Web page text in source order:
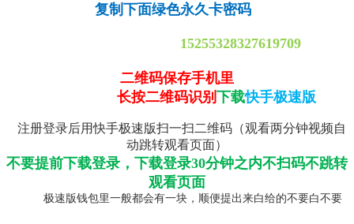
复制下面绿色永久卡密码
15255328327619709
二维码保存手机里
长按二维码识别 下载快手极速版
注册登录后用快手极速版扫一扫二维码（观看两分钟视频自
动跳转观看页面）
不要提前下载登录，下载登录30分钟之内不扫码不跳转
观看页面
极速版钱包里一般都会有一块，顺便提出来白给的不要白不要